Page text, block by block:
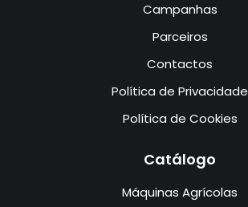
Campanhas
Parceiros
Contactos
Política de Privacidade
Política de Cookies
Catálogo
Máquinas Agrícolas